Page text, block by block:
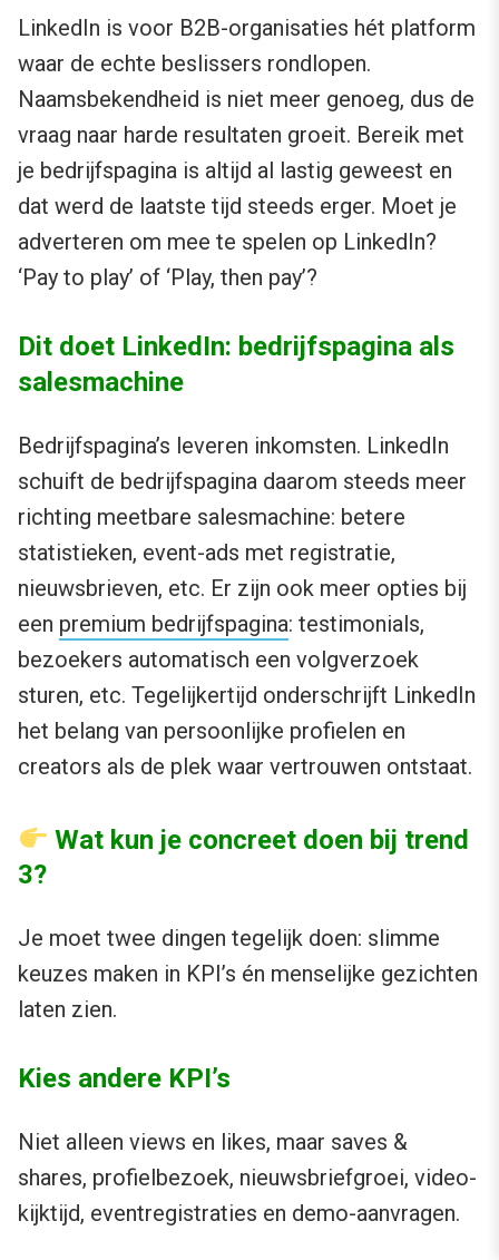
LinkedIn is voor B2B-organisaties hét platform
waar de echte beslissers rondlopen.
Naamsbekendheid is niet meer genoeg, dus de
vraag naar harde resultaten groeit. Bereik met
je bedrijfspagina is altijd al lastig geweest en
dat werd de laatste tijd steeds erger. Moet je
adverteren om mee te spelen op LinkedIn?
‘Pay to play’ of ‘Play, then pay’?
Dit doet LinkedIn: bedrijfspagina als
salesmachine
Bedrijfspagina’s leveren inkomsten. LinkedIn
schuift de bedrijfspagina daarom steeds meer
richting meetbare salesmachine: betere
statistieken, event-ads met registratie,
nieuwsbrieven, etc. Er zijn ook meer opties bij
een premium bedrijfspagina: testimonials,
bezoekers automatisch een volgverzoek
sturen, etc. Tegelijkertijd onderschrijft LinkedIn
het belang van persoonlijke profielen en
creators als de plek waar vertrouwen ontstaat.
Wat kun je concreet doen bij trend
3?
Je moet twee dingen tegelijk doen: slimme
keuzes maken in KPI’s én menselijke gezichten
laten zien.
Kies andere KPI’s
Niet alleen views en likes, maar saves &
shares, profielbezoek, nieuwsbriefgroei, video-
kijktijd, eventregistraties en demo-aanvragen.